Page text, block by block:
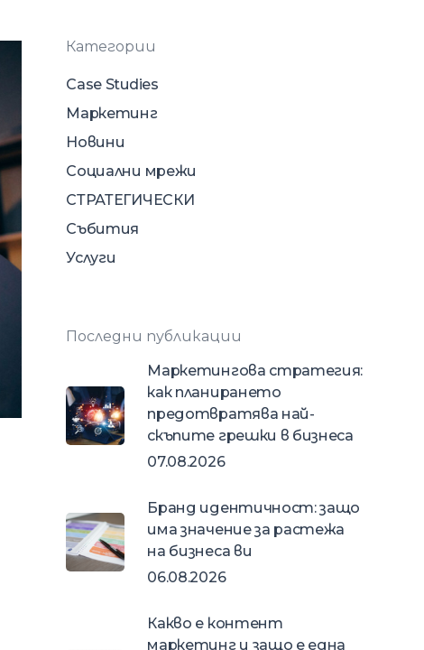
Категории
Case Studies
Маркетинг
Новини
Социални мрежи
СТРАТЕГИЧЕСКИ
Събития
Услуги
Последни публикации
Маркетингова стратегия:
как планирането
предотвратява най-
скъпите грешки в бизнеса
07.08.2026
Бранд идентичност: защо
има значение за растежа
на бизнеса ви
06.08.2026
Какво е контент
маркетинг и защо е една